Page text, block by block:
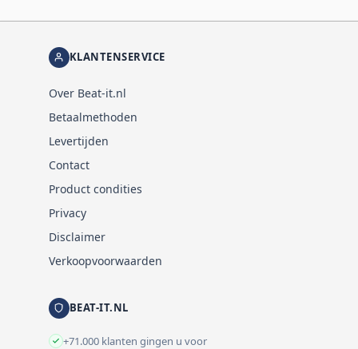
KLANTENSERVICE
Over Beat-it.nl
Betaalmethoden
Levertijden
Contact
Product condities
Privacy
Disclaimer
Verkoopvoorwaarden
BEAT-IT.NL
+71.000 klanten gingen u voor